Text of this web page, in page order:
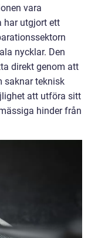
vara
har utgjort ett
nycklar. Den
direkt genom att
saknar teknisk
att utföra sitt
hinder från